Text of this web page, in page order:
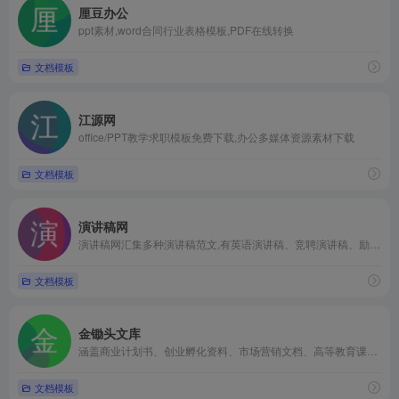
厘豆办公
ppt素材,word合同行业表格模板,PDF在线转换
文档模板
江源网
office/PPT教学求职模板免费下载,办公多媒体资源素材下载
文档模板
演讲稿网
文档模板
金锄头文库
文档模板